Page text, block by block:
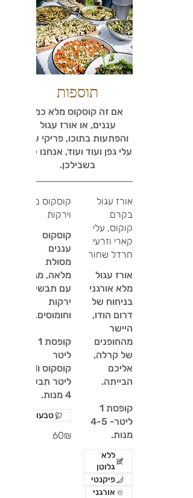
תוספות
אם זה קוסקוס מלא כמו
עננים, או אורז עגול
והפתעות בתוכו, פריקי עם
עלי גפן ועוד ועוד, אנחנו כאן
בשבילכן.
אורז עגול
בקרם
קוקוס, עלי
קארי וזרעי
חרדל שחור
אורז עגול
מלא אורגני
בניחוח של
דרום הודו,
היישר
מהחופנים
של קרלה,
אליכם
קופסת 1
ליטר- 4-5
מנות.
ללא
גלוטן
פיקנטי
אורגני
קוסקוס מלא
וירקות
קוסקוס
עננים
מסולת
מלאה, מגיע
עם תבשיל
ירקות
קופסת 1
ליטר
קוסקוס ו1
ליטר תבשיל
4 מנות.
‏60 ‏₪
טבעוני